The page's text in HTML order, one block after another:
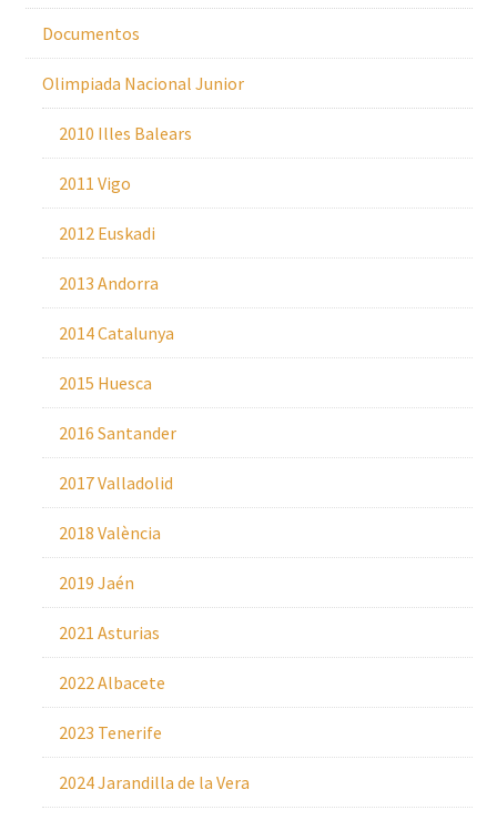
Documentos
Olimpiada Nacional Junior
2010 Illes Balears
2011 Vigo
2012 Euskadi
2013 Andorra
2014 Catalunya
2015 Huesca
2016 Santander
2017 Valladolid
2018 València
2019 Jaén
2021 Asturias
2022 Albacete
2023 Tenerife
2024 Jarandilla de la Vera